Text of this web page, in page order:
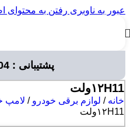
عبور به ناوبری رفتن به محتوای
پشتیبانی : 09373081404
۱۲H11ولت
خانه/ لوازم برقی خودرو/ لامپ
۱۲H11ولت